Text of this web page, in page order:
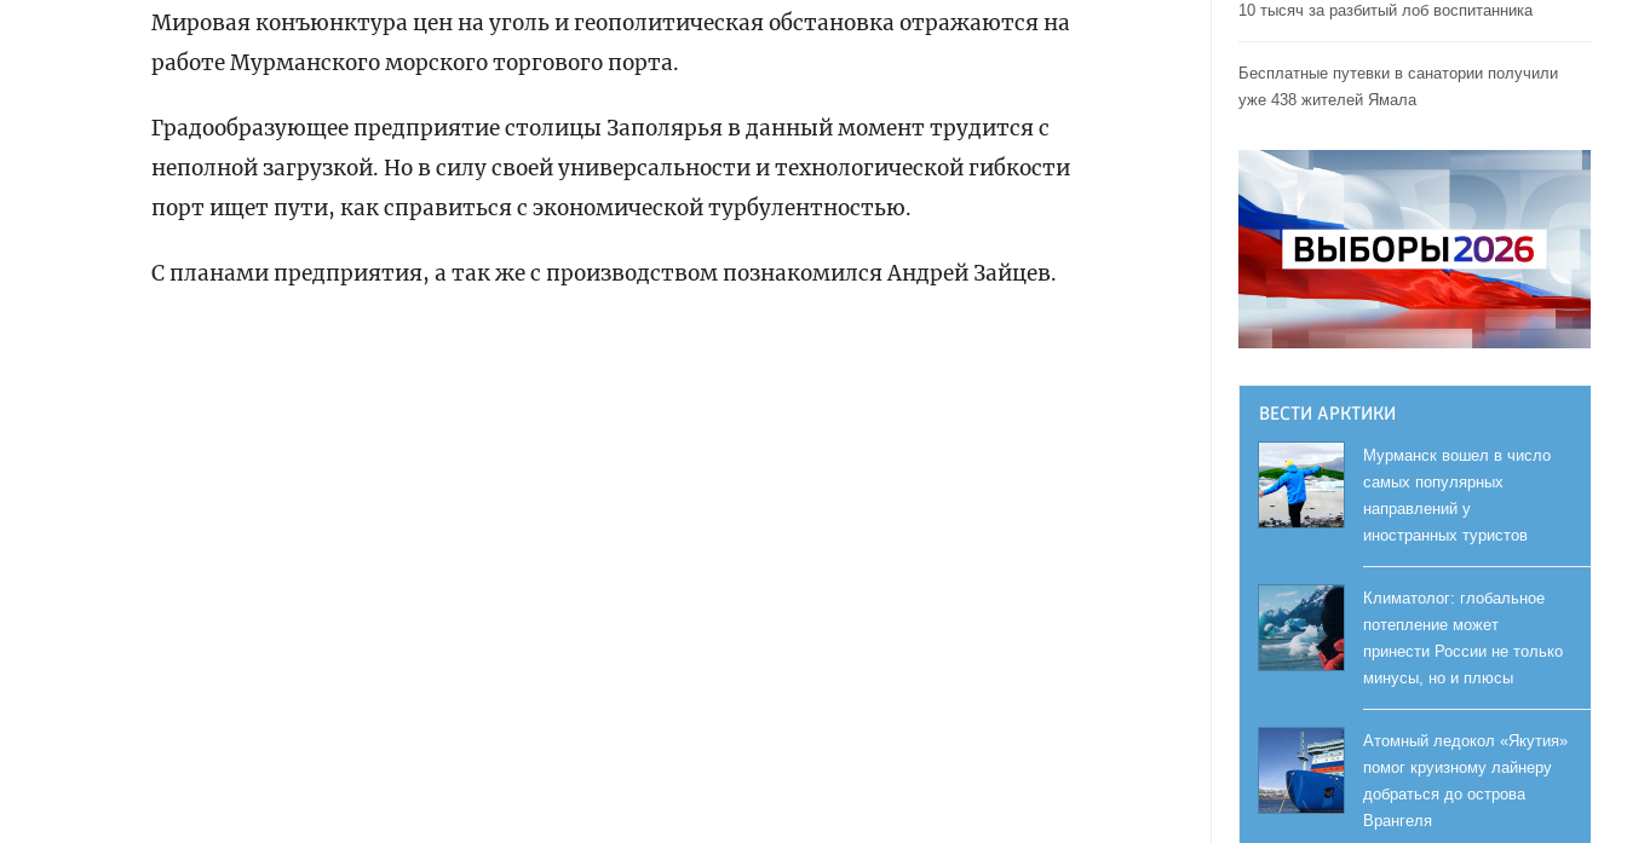
Мировая конъюнктура цен на уголь и геополитическая обстановка отражаются на
работе Мурманского морского торгового порта.
Градообразующее предприятие столицы Заполярья в данный момент трудится с
неполной загрузкой. Но в силу своей универсальности и технологической гибкости
порт ищет пути, как справиться с экономической турбулентностью.
С планами предприятия, а так же с производством познакомился Андрей Зайцев.
10 тысяч за разбитый лоб воспитанника
Бесплатные путевки в санатории получили
уже 438 жителей Ямала
ВЕСТИ АРКТИКИ
Мурманск вошел в число
самых популярных
направлений у
иностранных туристов
Климатолог: глобальное
потепление может
принести России не только
минусы, но и плюсы
Атомный ледокол «Якутия»
помог круизному лайнеру
добраться до острова
Врангеля